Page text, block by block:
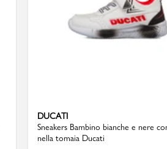
DUCATI
Sneakers Bambino bianche e nere
nella tomaia Ducati